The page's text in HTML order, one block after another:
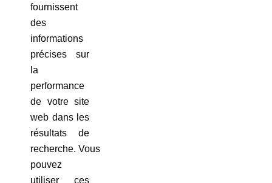
fournissent
des
informations
précises sur
la
performance
de votre site
web dans les
résultats de
recherche. Vous
pouvez
utiliser ces